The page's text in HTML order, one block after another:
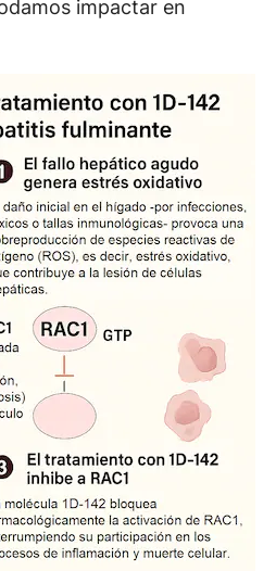
impactar en